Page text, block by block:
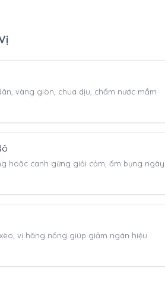
vàng giòn, chua dịu, chấm nước mắm
hoặc canh gừng giải cảm, ấm bụng ngày
vị hăng nồng giúp giảm ngán hiệu